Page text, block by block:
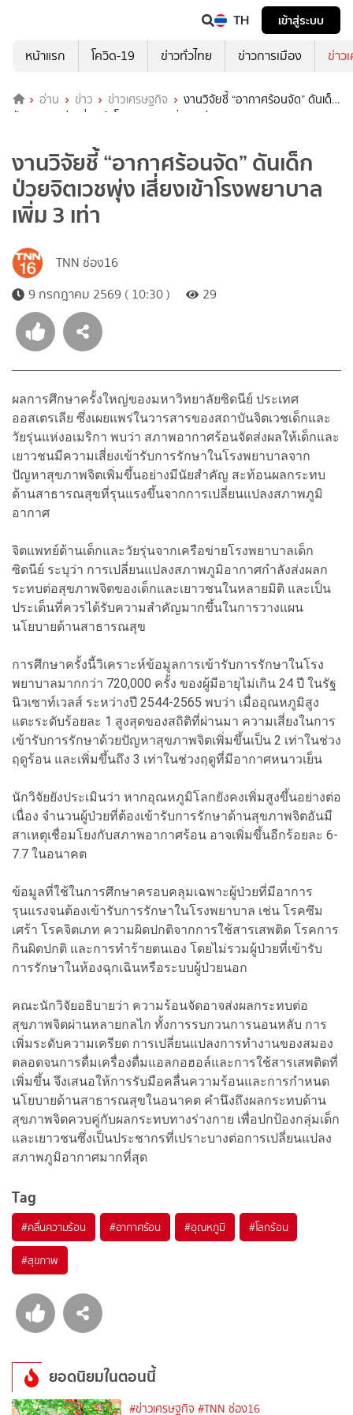
TH
เข้าสู่ระบบ
หน้าแรก
โควิด-19 ข่าวทั่วไทย ข่าวการเมือง ข่าว
อ่าน ข่าว ข่าวเศรษฐกิจ
งานวิจัยชี้ “อากาศร้อนจัด” ดันเด็ก
ป่วยจิตเวชพุ่ง เสี่ยงเข้าโรงพยาบาลเพิ่ม 3 เท่า
งานวิจัยชี้ “อากาศร้อนจัด” ดันเด็ก
ป่วยจิตเวชพุ่ง เสี่ยงเข้าโรงพยาบาล
เพิ่ม 3 เท่า
TNN ช่อง16
9 กรกฎาคม 2569 ( 10:30 )
29
ผลการศึกษาครั้งใหญ่ของมหาวิทยาลัยซิดนีย์ ประเทศ
ออสเตรเลีย ซึ่งเผยแพร่ในวารสารของสถาบันจิตเวชเด็กและ
วัยรุ่นแห่งอเมริกา พบว่า สภาพอากาศร้อนจัดส่งผลให้เด็กและ
เยาวชนมีความเสี่ยงเข้ารับการรักษาในโรงพยาบาลจาก
ปัญหาสุขภาพจิตเพิ่มขึ้นอย่างมีนัยสำคัญ สะท้อนผลกระทบ
ด้านสาธารณสุขที่รุนแรงขึ้นจากการเปลี่ยนแปลงสภาพภูมิ
อากาศ
จิตแพทย์ด้านเด็กและวัยรุ่นจากเครือข่ายโรงพยาบาลเด็ก
ซิดนีย์ ระบุว่า การเปลี่ยนแปลงสภาพภูมิอากาศกำลังส่งผลก
ระทบต่อสุขภาพจิตของเด็กและเยาวชนในหลายมิติ และเป็น
ประเด็นที่ควรได้รับความสำคัญมากขึ้นในการวางแผน
นโยบายด้านสาธารณสุข
การศึกษาครั้งนี้วิเคราะห์ข้อมูลการเข้ารับการรักษาในโรง
พยาบาลมากกว่า 720,000 ครั้ง ของผู้มีอายุไม่เกิน 24 ปี ในรัฐ
นิวเซาท์เวลส์ ระหว่างปี 2544-2565 พบว่า เมื่ออุณหภูมิสูง
แตะระดับร้อยละ 1 สูงสุดของสถิติที่ผ่านมา ความเสี่ยงในการ
เข้ารับการรักษาด้วยปัญหาสุขภาพจิตเพิ่มขึ้นเป็น 2 เท่าในช่วง
ฤดูร้อน และเพิ่มขึ้นถึง 3 เท่าในช่วงฤดูที่มีอากาศหนาวเย็น
นักวิจัยยังประเมินว่า หากอุณหภูมิโลกยังคงเพิ่มสูงขึ้นอย่างต่อ
เนื่อง จำนวนผู้ป่วยที่ต้องเข้ารับการรักษาด้านสุขภาพจิตอันมี
สาเหตุเชื่อมโยงกับสภาพอากาศร้อน อาจเพิ่มขึ้นอีกร้อยละ 6-
7.7 ในอนาคต
ข้อมูลที่ใช้ในการศึกษาครอบคลุมเฉพาะผู้ป่วยที่มีอาการ
รุนแรงจนต้องเข้ารับการรักษาในโรงพยาบาล เช่น โรคซึม
เศร้า โรคจิตเภท ความผิดปกติจากการใช้สารเสพติด โรคการ
กินผิดปกติ และการทำร้ายตนเอง โดยไม่รวมผู้ป่วยที่เข้ารับ
การรักษาในห้องฉุกเฉินหรือระบบผู้ป่วยนอก
คณะนักวิจัยอธิบายว่า ความร้อนจัดอาจส่งผลกระทบต่อ
สุขภาพจิตผ่านหลายกลไก ทั้งการรบกวนการนอนหลับ การ
เพิ่มระดับความเครียด การเปลี่ยนแปลงการทำงานของสมอง
ตลอดจนการดื่มเครื่องดื่มแอลกอฮอล์และการใช้สารเสพติดที่
เพิ่มขึ้น จึงเสนอให้การรับมือคลื่นความร้อนและการกำหนด
นโยบายด้านสาธารณสุขในอนาคต คำนึงถึงผลกระทบด้าน
สุขภาพจิตควบคู่กับผลกระทบทางร่างกาย เพื่อปกป้องกลุ่มเด็ก
และเยาวชนซึ่งเป็นประชากรที่เปราะบางต่อการเปลี่ยนแปลง
สภาพภูมิอากาศมากที่สุด
Tag
#คลื่นความร้อน #อากาศร้อน #อุณหภูมิ #โลกร้อน
#สุขภาพ
ยอดนิยมในตอนนี้
#ข่าวเศรษฐกิจ #TNN ช่อง16